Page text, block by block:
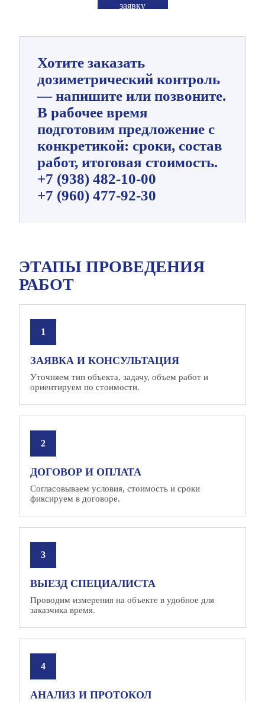
заявку
Хотите заказать
дозиметрический контроль
— напишите или позвоните.
В рабочее время
подготовим предложение с
конкретикой: сроки, состав
работ, итоговая стоимость.
+7 (938) 482‑10‑00
+7 (960) 477‑92‑30
ЭТАПЫ ПРОВЕДЕНИЯ
РАБОТ
ЗАЯВКА И КОНСУЛЬТАЦИЯ
Уточняем тип объекта, задачу, объем работ и
ориентируем по стоимости.
ДОГОВОР И ОПЛАТА
Согласовываем условия, стоимость и сроки
фиксируем в договоре.
ВЫЕЗД СПЕЦИАЛИСТА
Проводим измерения на объекте в удобное для
заказчика время.
АНАЛИЗ И ПРОТОКОЛ